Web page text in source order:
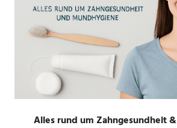
Alles rund um Zahngesundheit &